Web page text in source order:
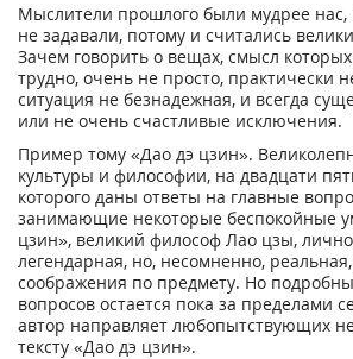
Мыслители прошлого были мудрее нас,
не задавали, потому и считались
Зачем говорить о вещах, смысл
трудно, очень не просто, практически
ситуация не безнадежная, и всегда
или не очень счастливые исключения.
Пример тому «Дао дэ цзин».
культуры и философии, на двадцати
которого даны ответы на главные
занимающие некоторые беспокойные
цзин», великий философ Лао цзы,
легендарная, но, несомненно,
соображения по предмету. Но
вопросов остается пока за пределами
автор направляет любопытствующих
тексту «Дао дэ цзин».